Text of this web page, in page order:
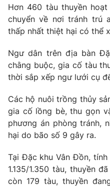
VTV Money
VTV Sức khoẻ
Thị trường 24h
VTV4
VTV9
Liên hệ tòa soạn
Hơn 460 tàu thuyền
chuyển về nơi tránh trú
thấp nhất thiệt hại có thể
Ngư dân trên địa bàn
chằng buộc, gia cố tàu
thời sắp xếp ngư lưới cụ
Các hộ nuôi trồng thủy
gia cố lồng bè, thu gọn
phương án phòng tránh,
hại do bão số 9 gây ra.
Tại Đặc khu Vân Đồn,
1.135/1.350 tàu, thuyền
còn 179 tàu, thuyền